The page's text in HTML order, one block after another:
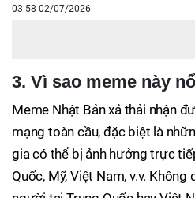
03:58 02/07/2026
3. Vì sao meme này
Meme Nhật Bản xả thải nhận
mạng toàn cầu, đặc biệt là
gia có thể bị ảnh hưởng trực
Quốc, Mỹ, Việt Nam, v.v.